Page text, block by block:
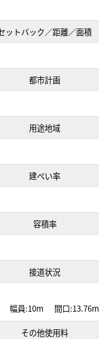
ットバック／距離／面積
都市計画
用途地域
建ぺい率
容積率
接道状況
幅員:10m 間口:13.76m
その他使用料